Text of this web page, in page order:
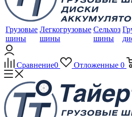
Грузовые
шины
Легкогрузовые
шины
Сельхоз
шины
Сравнение0 Отложенные 0